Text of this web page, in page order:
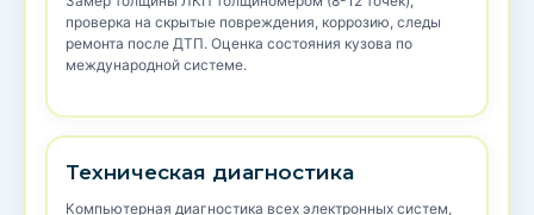
проверка на скрытые повреждения, коррозию, следы
ремонта после ДТП. Оценка состояния кузова по
международной системе.
Техническая диагностика
Компьютерная диагностика всех электронных систем,